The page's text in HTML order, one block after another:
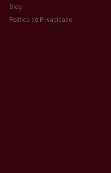
Blog
Política de Privacidade